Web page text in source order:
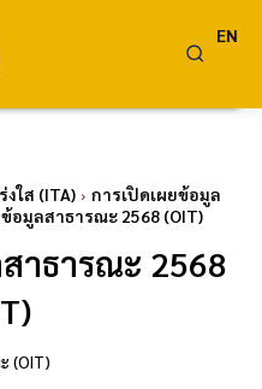
EN
ใส (ITA)
การเปิดเผยข้อมูล
อมูลสาธารณะ 2568 (OIT)
าธารณะ 2568
(OIT)